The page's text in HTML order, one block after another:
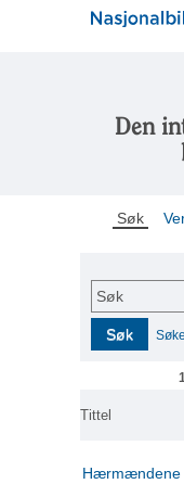
Den
Søk
Søk
Søk
Tittel
Hærmændene